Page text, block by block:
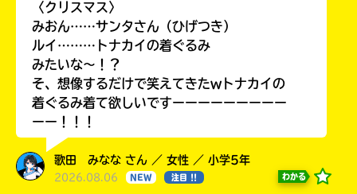
〈クリスマス〉
みおん……サンタさん（ひげつき）
ルイ………トナカイの着ぐるみ
みたいな〜！？
そ、想像するだけで笑えてきたwトナカイの
着ぐるみ着て欲しいですーーーーーーーーー
ーー！！！
歌田 みなな さん ／ 女性 ／ 小学5年
2026.08.06 NEW 注目 !! わかる